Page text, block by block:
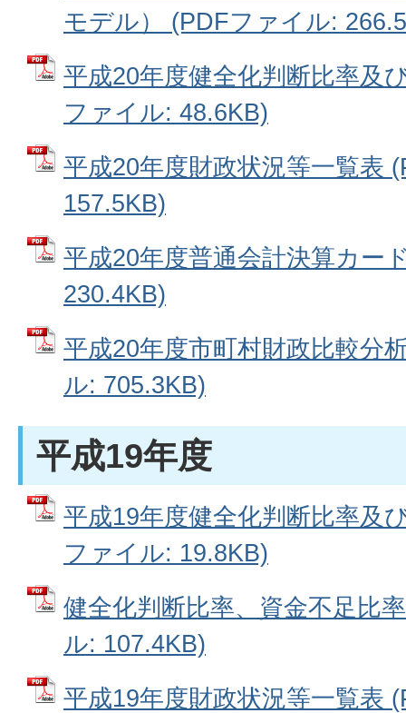
モデル） (PDFファイル:
平成20年度健全化判断比率及
ファイル: 48.6KB)
平成20年度財政状況等一覧表
157.5KB)
平成20年度普通会計決算カー
230.4KB)
平成20年度市町村財政比較分
ル: 705.3KB)
平成19年度
平成19年度健全化判断比率及
ファイル: 19.8KB)
健全化判断比率、資金不足比
ル: 107.4KB)
平成19年度財政状況等一覧表